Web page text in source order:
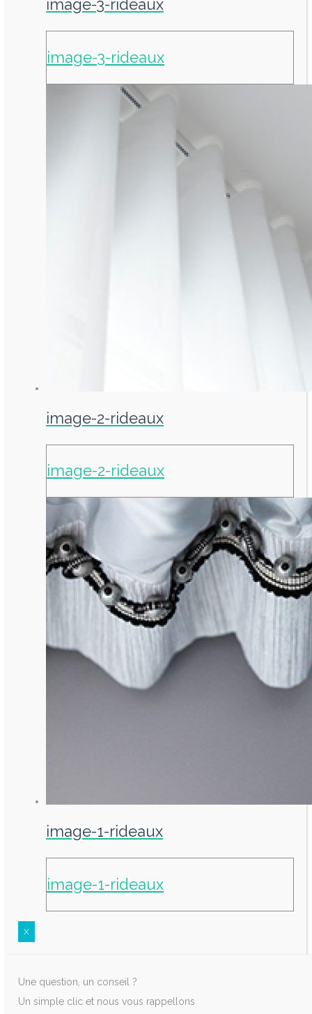
image-3-rideaux
image-3-rideaux
image-2-rideaux
image-2-rideaux
image-1-rideaux
image-1-rideaux
X
Une question, un conseil ?
Un simple clic et nous vous rappellons